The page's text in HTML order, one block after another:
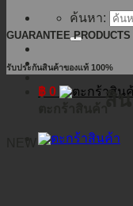
ค้นหา:
฿ 0
GUARANTEE PRODUCTS
รับประกันสินค้าของแท้ 100%
สิน